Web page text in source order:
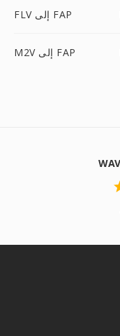
FLV إلى FAP
M2V إلى FAP